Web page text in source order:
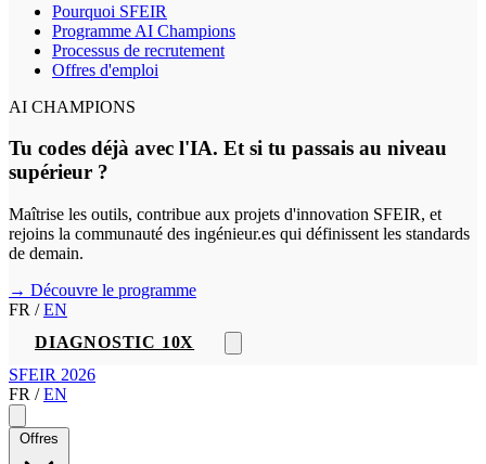
Pourquoi SFEIR
Programme AI Champions
Processus de recrutement
Offres d'emploi
AI CHAMPIONS
Tu codes déjà avec l'IA. Et si tu passais au niveau
supérieur ?
Maîtrise les outils, contribue aux projets d'innovation SFEIR, et
rejoins la communauté des ingénieur.es qui définissent les standards
de demain.
→ Découvre le programme
FR / EN
DIAGNOSTIC 10X
SFEIR 2026
FR / EN
Offres